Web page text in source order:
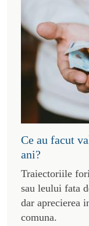
Ce au facut
ani?
Traiectoriile
sau leului fata
dar aprecierea
comuna.